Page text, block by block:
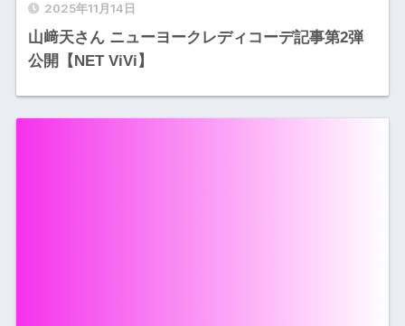
2025年11月14日
山﨑天さん ニューヨークレディコーデ記事第2弾
公開【NET ViVi】